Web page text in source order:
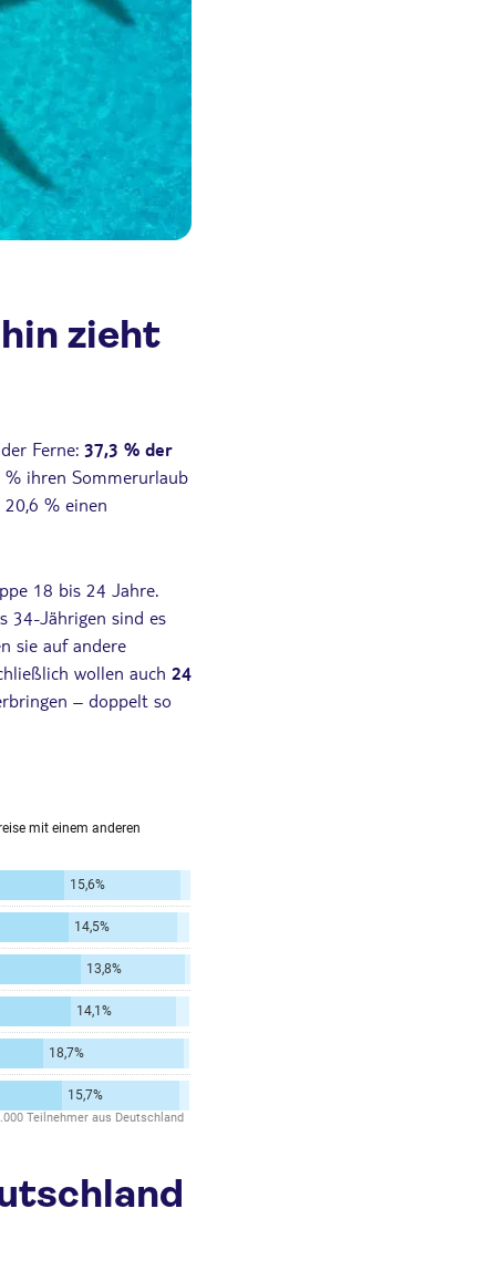
zieht
Ferne: 37,3 % der
ihren Sommerurlaub
% einen
18 bis 24 Jahre.
34-Jährigen sind es
sie auf andere
wollen auch 24
– doppelt so